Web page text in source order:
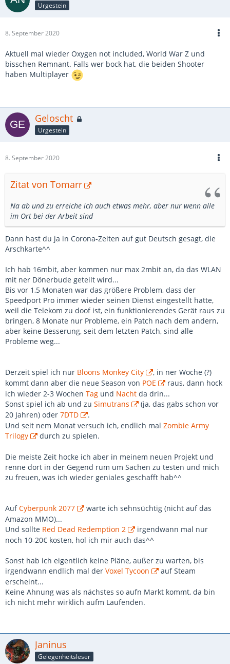
Urgestein
8. September 2020
Aktuell mal wieder Oxygen not included, World War Z und
bisschen Remnant. Falls wer bock hat, die beiden Shooter
haben Multiplayer
Geloscht
Urgestein
8. September 2020
Zitat von Tomarr
Na ab und zu erreiche ich auch etwas mehr, aber nur wenn alle
im Ort bei der Arbeit sind
Dann hast du ja in Corona-Zeiten auf gut Deutsch gesagt, die
Arschkarte^^
Ich hab 16mbit, aber kommen nur max 2mbit an, da das WLAN
mit ner Dönerbude geteilt wird...
Bis vor 1,5 Monaten war das größere Problem, dass der
Speedport Pro immer wieder seinen Dienst eingestellt hatte,
weil die Telekom zu doof ist, ein funktionierendes Gerät raus zu
bringen, 8 Monate nur Probleme, ein Patch nach dem andern,
aber keine Besserung, seit dem letzten Patch, sind alle
Probleme weg...
Derzeit spiel ich nur Bloons Monkey City
, in ner Woche (?)
kommt dann aber die neue Season von POE
raus, dann hock
ich wieder 2-3 Wochen Tag und Nacht da drin...
Sonst spiel ich ab und zu Simutrans
(ja, das gabs schon vor
20 Jahren) oder 7DTD
.
Und seit nem Monat versuch ich, endlich mal Zombie Army
Trilogy
durch zu spielen.
Die meiste Zeit hocke ich aber in meinem neuen Projekt und
renne dort in der Gegend rum um Sachen zu testen und mich
zu freuen, was ich wieder geniales geschafft hab^^
AufCyberpunk 2077
warte ich sehnsüchtig (nicht auf das
Amazon MMO)...
Und sollte Red Dead Redemption 2
irgendwann mal nur
noch 10-20€ kosten, hol ich mir auch das^^
Sonst hab ich eigentlich keine Pläne, außer zu warten, bis
irgendwann endlich mal der Voxel Tycoon
auf Steam
erscheint...
Keine Ahnung was als nächstes so aufn Markt kommt, da bin
ich nicht mehr wirklich aufm Laufenden.
Janinus
Gelegenheitsleser